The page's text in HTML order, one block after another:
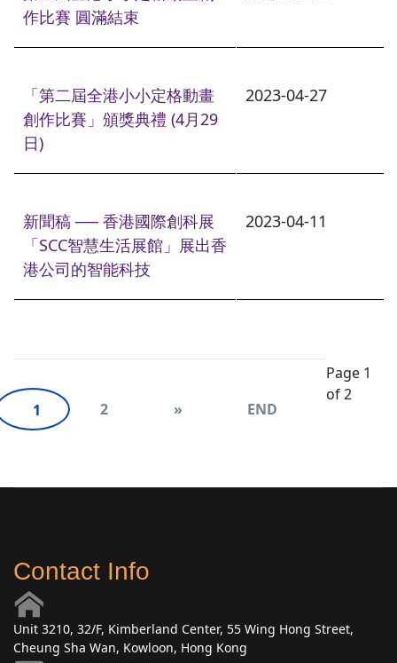
作比賽 圓滿結束
「第二屆全港小小定格動畫
創作比賽」頒獎典禮 (4月29
日)
2023-04-27
新聞稿 ── 香港國際創科展
「SCC智慧生活展館」展出香
港公司的智能科技
2023-04-11
1 2 » END
Page 1
of 2
Contact Info
Unit 3210, 32/F, Kimberland Center, 55 Wing Hong Street,
Cheung Sha Wan, Kowloon, Hong Kong